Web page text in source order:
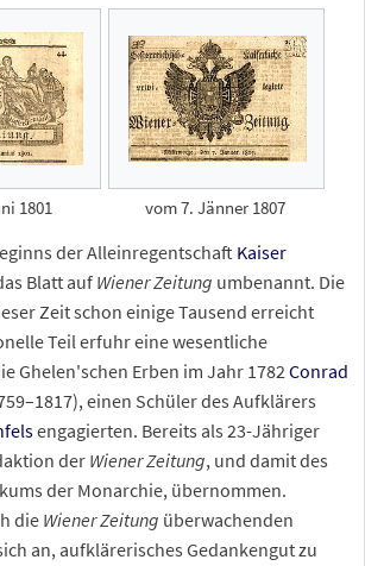
1801 vom 7. Jänner 1807
der Alleinregentschaft Kaiser
Blatt auf Wiener Zeitung umbenannt. Die
Zeit schon einige Tausend erreicht
Teil erfuhr eine wesentliche
Ghelen'schen Erben im Jahr 1782Conrad
einen Schüler des Aufklärers
engagierten. Bereits als 23-Jähriger
der Wiener Zeitung, und damit des
der Monarchie, übernommen.
die Wiener Zeitung überwachenden
an, aufklärerisches Gedankengut zu